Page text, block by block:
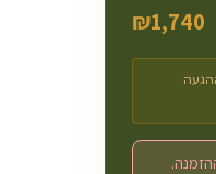
₪1,740